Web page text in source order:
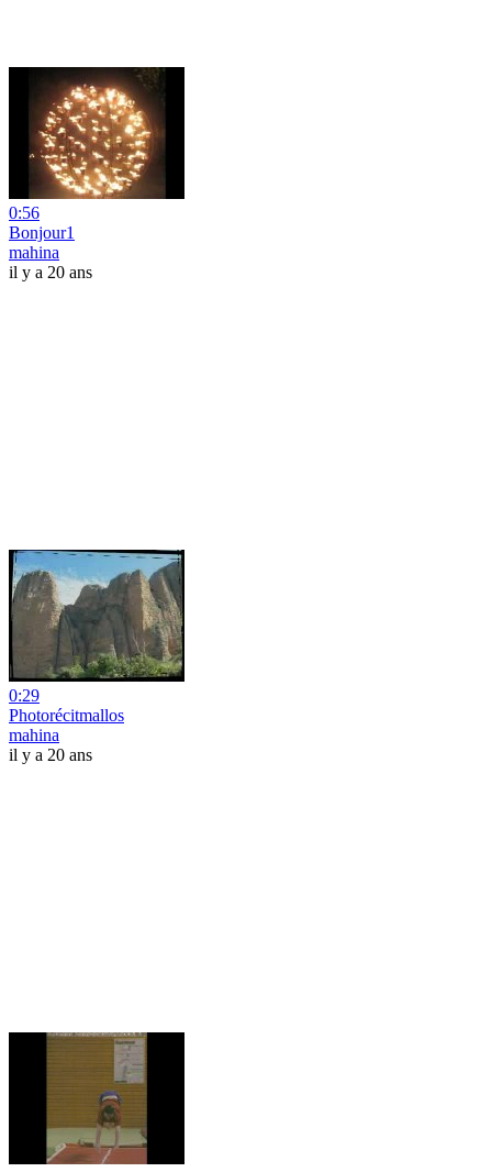
0:56
Bonjour1
mahina
il y a 20 ans
0:29
Photorécitmallos
mahina
il y a 20 ans